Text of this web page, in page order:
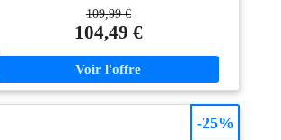
aspect luxueux et
élégant. Placé dans
entrée, il est une
décoration parfaite
pour votre pièce
éclats et aux brisures, offrant une tranquillité d'esprit
absolue, surtout dans les maisons avec des enfants en
Miroir sur Pied & Mural -- Cette polyvalence
exceptionnelle vous permet de l'utiliser librement
de le fixer facilement au mur en tant que miroir mural
pour économiser l'espace dans votre entrée ou salon.
109,99 €
104,49 €
-25%